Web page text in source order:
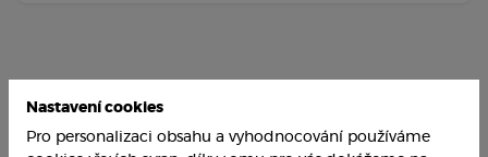
Nastavení cookies
Pro personalizaci obsahu a vyhodnocování používáme